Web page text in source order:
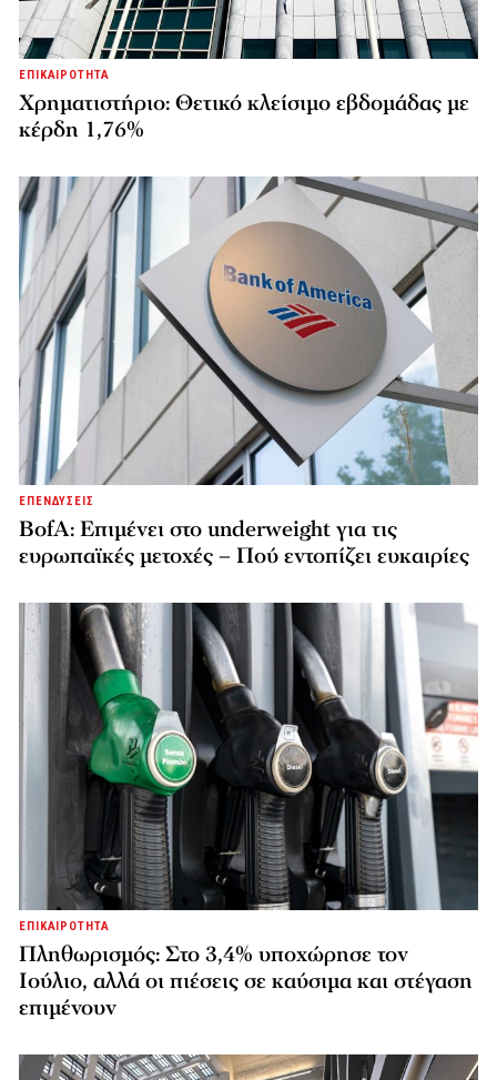
ΕΠΙΚΑΙΡΟΤΗΤΑ
Χρηματιστήριο: Θετικό κλείσιμο εβδομάδας με
κέρδη 1,76%
ΕΠΕΝΔΥΣΕΙΣ
BofA: Επιμένει στο underweight για τις
ευρωπαϊκές μετοχές – Πού εντοπίζει ευκαιρίες
ΕΠΙΚΑΙΡΟΤΗΤΑ
Πληθωρισμός: Στο 3,4% υποχώρησε τον
Ιούλιο, αλλά οι πιέσεις σε καύσιμα και στέγαση
επιμένουν